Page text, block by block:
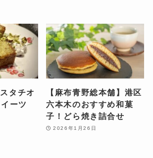
タチオ
ーツ
【麻布青野総本舗】港区
六本木のおすすめ和菓
子！どら焼き詰合せ
2026年1月26日